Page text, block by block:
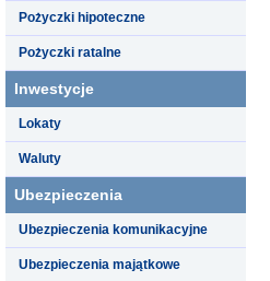
Pożyczki hipoteczne
Pożyczki ratalne
Inwestycje
Lokaty
Waluty
Ubezpieczenia
Ubezpieczenia komunikacyjne
Ubezpieczenia majątkowe